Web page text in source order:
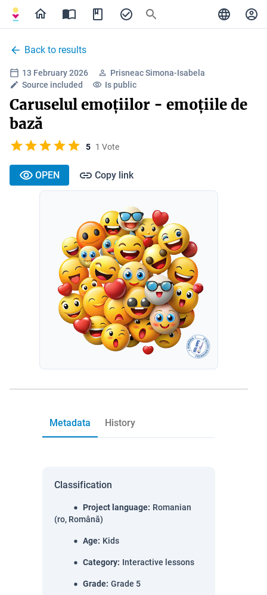
Back to results
13 February 2026
Prisneac Simona-Isabela
Source included
Is public
Caruselul emoțiilor - emoțiile de
bază
5 1 Vote
OPEN Copy link
Metadata History
Classification
Project language: Romanian
(ro, Română)
Age: Kids
Category: Interactive lessons
Grade: Grade 5